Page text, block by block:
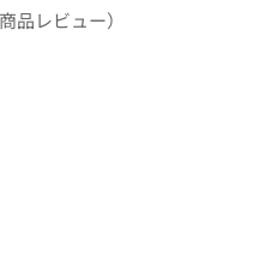
品レビュー）